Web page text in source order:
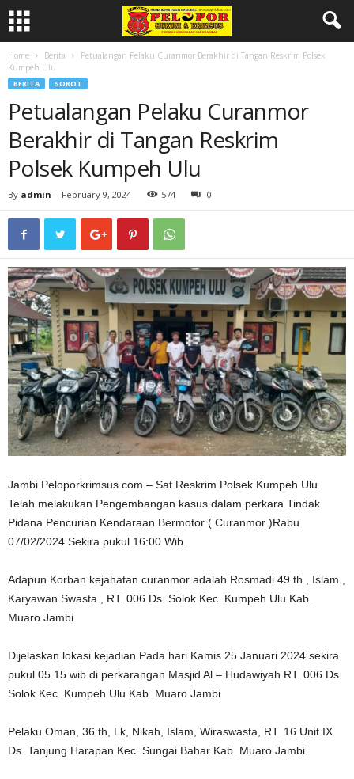
Home Berita
Petualangan Pelaku Curanmor Berakhir di Tangan Reskrim Polsek
Kumpeh Ulu
BERITA SOROT
Petualangan Pelaku Curanmor
Berakhir di Tangan Reskrim
Polsek Kumpeh Ulu
By admin - February 9, 2024 574 0
Jambi.Peloporkrimsus.com – Sat Reskrim Polsek Kumpeh Ulu
Telah melakukan Pengembangan kasus dalam perkara Tindak
Pidana Pencurian Kendaraan Bermotor ( Curanmor )Rabu
07/02/2024 Sekira pukul 16:00 Wib.
Adapun Korban kejahatan curanmor adalah Rosmadi 49 th., Islam.,
Karyawan Swasta., RT. 006 Ds. Solok Kec. Kumpeh Ulu Kab.
Muaro Jambi.
Dijelaskan lokasi kejadian Pada hari Kamis 25 Januari 2024 sekira
pukul 05.15 wib di perkarangan Masjid Al – Hudawiyah RT. 006 Ds.
Solok Kec. Kumpeh Ulu Kab. Muaro Jambi
Pelaku Oman, 36 th, Lk, Nikah, Islam, Wiraswasta, RT. 16 Unit IX
Ds. Tanjung Harapan Kec. Sungai Bahar Kab. Muaro Jambi.